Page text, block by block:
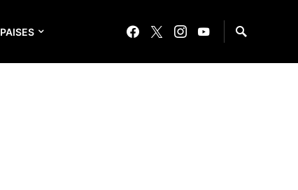
PAISES